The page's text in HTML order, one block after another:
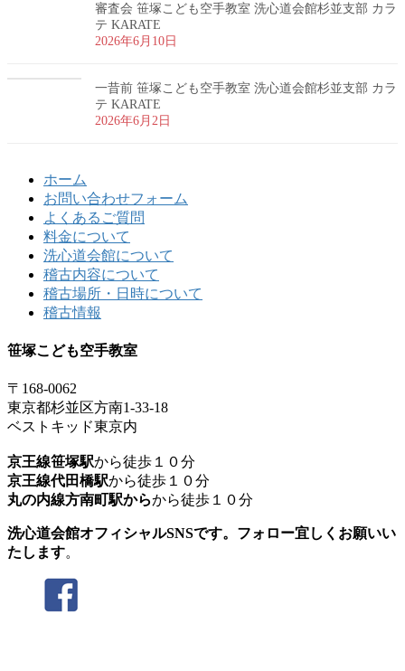
審査会 笹塚こども空手教室 洗心道会館杉並支部 カラ
テ KARATE
2026年6月10日
一昔前 笹塚こども空手教室 洗心道会館杉並支部 カラ
テ KARATE
2026年6月2日
ホーム
お問い合わせフォーム
よくあるご質問
料金について
洗心道会館について
稽古内容について
稽古場所・日時について
稽古情報
笹塚こども空手教室
〒168-0062
東京都杉並区方南1-33-18
ベストキッド東京内
京王線笹塚駅から徒歩１０分
京王線代田橋駅から徒歩１０分
丸の内線方南町駅からから徒歩１０分
洗心道会館オフィシャルSNSです。フォロー宜しくお願いい
たします。